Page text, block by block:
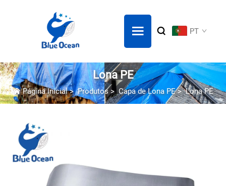
PT
Lona PE
Página Inicial>Produtos>Capa de Lona PE>Lona PE